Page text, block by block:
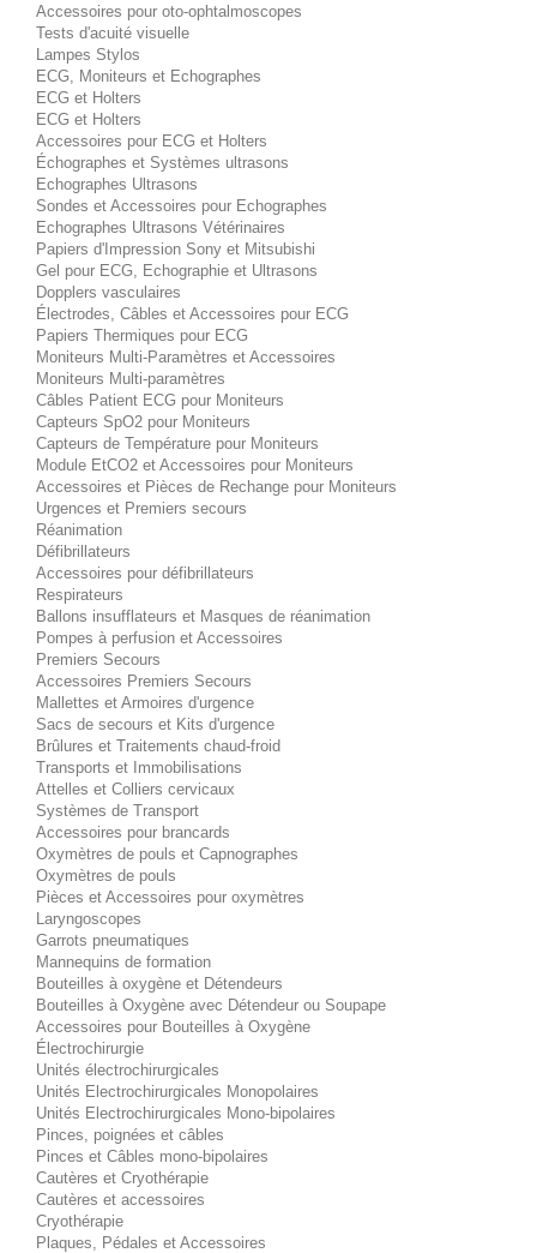
Accessoires pour oto-ophtalmoscopes
Tests d'acuité visuelle
Lampes Stylos
ECG, Moniteurs et Echographes
ECG et Holters
ECG et Holters
Accessoires pour ECG et Holters
Échographes et Systèmes ultrasons
Echographes Ultrasons
Sondes et Accessoires pour Echographes
Echographes Ultrasons Vétérinaires
Papiers d'Impression Sony et Mitsubishi
Gel pour ECG, Echographie et Ultrasons
Dopplers vasculaires
Électrodes, Câbles et Accessoires pour ECG
Papiers Thermiques pour ECG
Moniteurs Multi-Paramètres et Accessoires
Moniteurs Multi-paramètres
Câbles Patient ECG pour Moniteurs
Capteurs SpO2 pour Moniteurs
Capteurs de Température pour Moniteurs
Module EtCO2 et Accessoires pour Moniteurs
Accessoires et Pièces de Rechange pour Moniteurs
Urgences et Premiers secours
Réanimation
Défibrillateurs
Accessoires pour défibrillateurs
Respirateurs
Ballons insufflateurs et Masques de réanimation
Pompes à perfusion et Accessoires
Premiers Secours
Accessoires Premiers Secours
Mallettes et Armoires d'urgence
Sacs de secours et Kits d'urgence
Brûlures et Traitements chaud-froid
Transports et Immobilisations
Attelles et Colliers cervicaux
Systèmes de Transport
Accessoires pour brancards
Oxymètres de pouls et Capnographes
Oxymètres de pouls
Pièces et Accessoires pour oxymètres
Laryngoscopes
Garrots pneumatiques
Mannequins de formation
Bouteilles à oxygène et Détendeurs
Bouteilles à Oxygène avec Détendeur ou Soupape
Accessoires pour Bouteilles à Oxygène
Électrochirurgie
Unités électrochirurgicales
Unités Electrochirurgicales Monopolaires
Unités Electrochirurgicales Mono-bipolaires
Pinces, poignées et câbles
Pinces et Câbles mono-bipolaires
Cautères et Cryothérapie
Cautères et accessoires
Cryothérapie
Plaques, Pédales et Accessoires